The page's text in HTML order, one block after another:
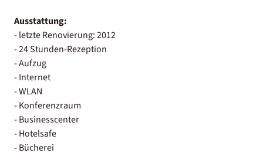
Ausstattung:
- letzte Renovierung: 2012
- 24 Stunden-Rezeption
- Aufzug
- Internet
- WLAN
- Konferenzraum
- Businesscenter
- Hotelsafe
- Bücherei